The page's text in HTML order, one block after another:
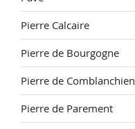
Pierre Calcaire
Pierre de Bourgogne
Pierre de Comblanchien
Pierre de Parement